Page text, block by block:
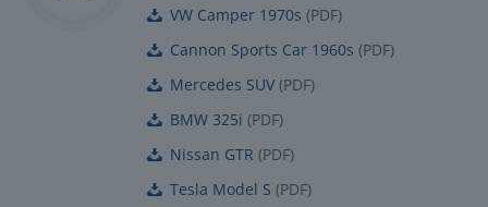
VW Camper 1970s (PDF)
Cannon Sports Car 1960s (PDF)
Mercedes SUV (PDF)
BMW 325i (PDF)
Nissan GTR (PDF)
Tesla Model S (PDF)